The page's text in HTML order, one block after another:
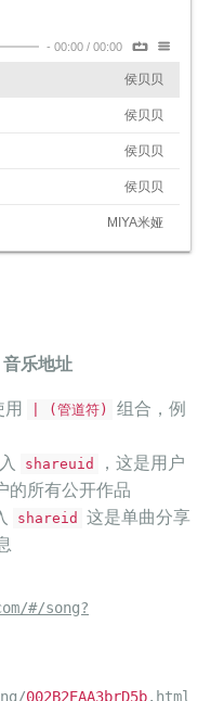
- 00:00 / 00:00
侯贝贝
侯贝贝
侯贝贝
侯贝贝
MIYA米娅
音乐地址
用
| (管道符)
组合，例
shareuid
，这是用户
的所有公开作品
shareid
这是单曲分享
#/song?
002B2EAA3brD5b.html